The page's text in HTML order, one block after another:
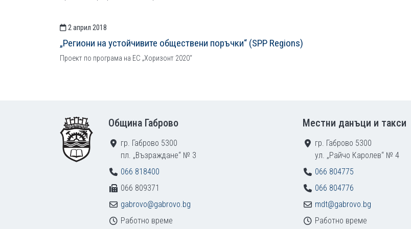
2 април 2018
„Региони на устойчивите обществени поръчки“ (SPP Regions)
Проект по програма на ЕС „Хоризонт 2020“
Община Габрово
гр. Габрово 5300
пл. „Възраждане“ № 3
066 818400
066 809371
gabrovo@gabrovo.bg
Работно време
Местни данъци и такси
гр. Габрово 5300
ул. „Райчо Каролев“ № 4
066 804775
066 804776
mdt@gabrovo.bg
Работно време